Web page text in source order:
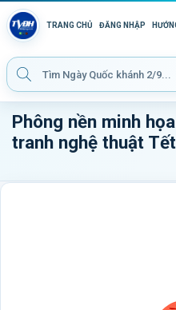
TRANG CHỦ ĐĂNG NHẬP
Phông nền minh
tranh nghệ thuật